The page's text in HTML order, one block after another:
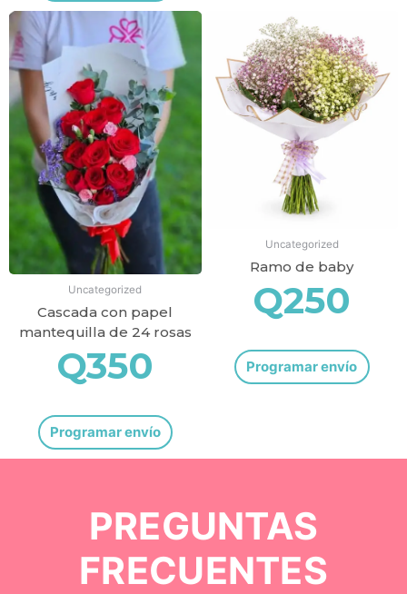
Uncategorized
Cascada con papel
mantequilla de 24 rosas
Q350
Programar envío
Uncategorized
Ramo de baby
Q250
Programar envío
PREGUNTAS
FRECUENTES